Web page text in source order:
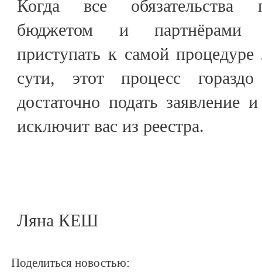
Когда все обязательства
бюджетом и партнёрами
приступать к самой
сути, этот процесс
достаточно подать
исключит вас из реестра.
Ляна КЕШ
Поделиться новостью: